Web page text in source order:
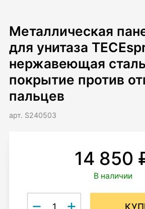
Металлическая
для унитаза
нержавеющая
покрытие против
пальцев
арт. S240503
14 850
В наличии